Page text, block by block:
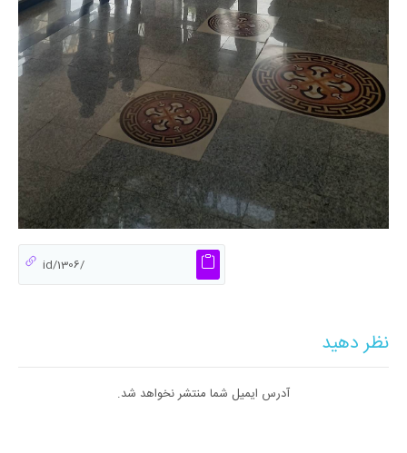
نظر دهید
آدرس ایمیل شما منتشر نخواهد شد.